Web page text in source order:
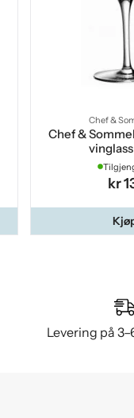
Chef &
Chef &
kr
Levering på